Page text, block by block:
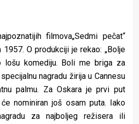
filmova„Sedmi pečat“
O produkciji je rekao: „Bolje
lošu komediju. Boli me briga za
nagradu žirija u Cannesu
palmu. Za Oskara je prvi put
nominiran još osam puta. Iako
za najboljeg režisera ili